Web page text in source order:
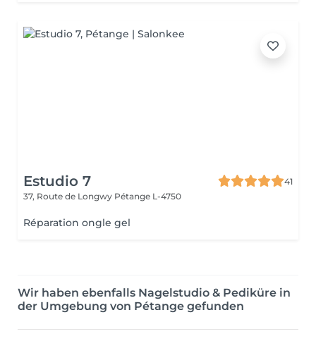
Estudio 7
41
37, Route de Longwy Pétange L-4750
Réparation ongle gel
Wir haben ebenfalls Nagelstudio & Pediküre in
der Umgebung von Pétange gefunden